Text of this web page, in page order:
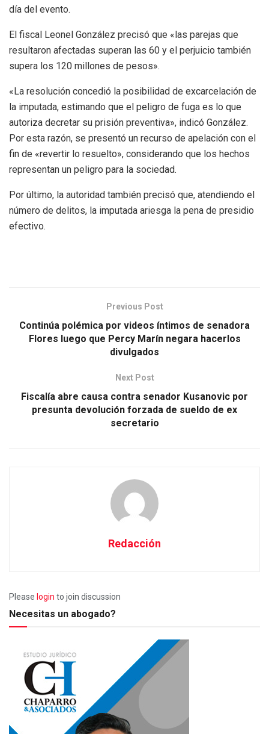
día del evento.
El fiscal Leonel González precisó que «las parejas que
resultaron afectadas superan las 60 y el perjuicio también
supera los 120 millones de pesos».
«La resolución concedió la posibilidad de excarcelación de
la imputada, estimando que el peligro de fuga es lo que
autoriza decretar su prisión preventiva», indicó González.
Por esta razón, se presentó un recurso de apelación con el
fin de «revertir lo resuelto», considerando que los hechos
representan un peligro para la sociedad.
Por último, la autoridad también precisó que, atendiendo el
número de delitos, la imputada ariesga la pena de presidio
efectivo.
Previous Post
Continúa polémica por videos íntimos de senadora
Flores luego que Percy Marín negara hacerlos
divulgados
Next Post
Fiscalía abre causa contra senador Kusanovic por
presunta devolución forzada de sueldo de ex
secretario
Redacción
Please login to join discussion
Necesitas un abogado?